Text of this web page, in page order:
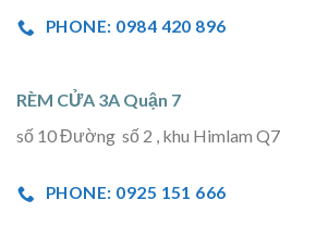
PHONE: 0984 420 896
RÈM CỬA 3A Quận 7
số 10 Đường số 2 , khu Himlam Q7
PHONE: 0925 151 666